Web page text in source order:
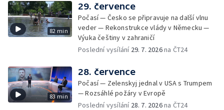
82 min
29. července
Počasí — Česko se připravuje na další vlnu
veder — Rekonstrukce vlády v Německu —
Výuka češtiny v zahraničí
Poslední vysílání 29. 7. 2026na ČT24
83 min
28. července
Počasí — Zelenskyj jednal v USA s Trumpem
— Rozsáhlé požáry v Evropě
Poslední vysílání 28. 7. 2026na ČT24